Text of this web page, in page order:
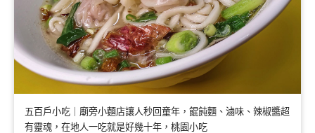
五百戶小吃｜廟旁小麵店讓人秒回童年，餛飩麵、滷味、辣椒醬超
有靈魂，在地人一吃就是好幾十年，桃園小吃